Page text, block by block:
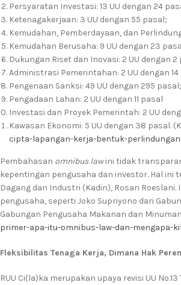
Persyaratan Investasi: 13 UU dengan 24
Ketenagakerjaan: 3 UU dengan 55 pasal;
Kemudahan, Pemberdayaan, dan
Kemudahan Berusaha: 9 UU dengan 23
Dukungan Riset dan Inovasi: 2 UU dengan 2
Administrasi Pemerintahan: 2 UU dengan
Pengenaan Sanksi: 49 UU dengan 295 pasal;
Pengadaan Lahan: 2 UU dengan 11 pasal
Investasi dan Proyek Pemerintah: 2 UU
Kawasan Ekonomi: 5 UU dengan 38 pasal.
cipta-lapangan-kerja-bentuk-
Pembahasan omnibus lawini tidak
kepentingan pengusaha dan investor. Hal ini
Dagang dan Industri (Kadin), Rosan
pengusaha, seperti Joko Supriyono dari
Gabungan Pengusaha Makanan dan
primer-apa-itu-omnibus-law-dan-mengapa-
Fleksibilitas Tenaga Kerja, Dimana Hak
RUU Ci(la)ka merupakan upaya revisi UU